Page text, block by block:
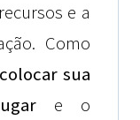
e a
Como
colocar sua
e o